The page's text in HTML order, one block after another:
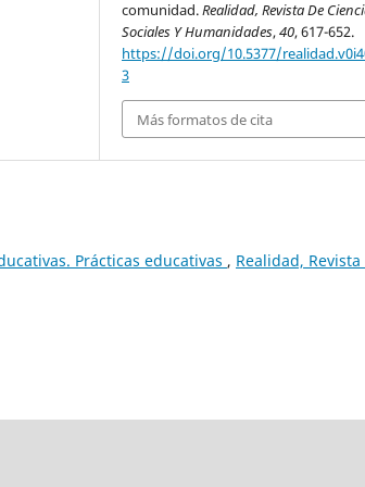
comunidad.Realidad, Revista De
Sociales Y Humanidades,40, 617-652.
https://doi.org/10.5377/
3
Más formatos de cita
Prácticas educativas , Realidad, Revista